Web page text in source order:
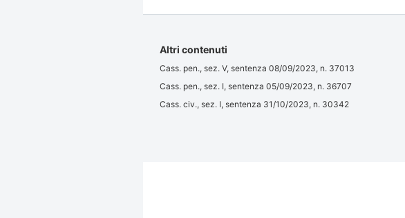
Altri contenuti
Cass. pen., sez. V, sentenza 08/09/2023, n. 37013
Cass. pen., sez. I, sentenza 05/09/2023, n. 36707
Cass. civ., sez. I, sentenza 31/10/2023, n. 30342